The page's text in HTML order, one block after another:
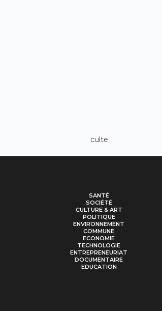
culte
SANTÉ
SOCIÉTÉ
CULTURE & ART
POLITIQUE
ENVIRONNEMENT
COMMUNE
ECONOMIE
TECHNOLOGIE
ENTREPRENEURIAT
DOCUMENTAIRE
EDUCATION